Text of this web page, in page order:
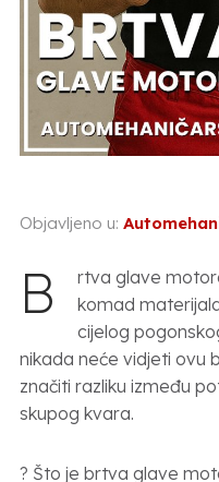
Objavljeno u:
B
rtva glave
komad
cijelog
nikada neće vidjeti ovu
značiti razliku između
skupog kvara.
?️ Što je brtva glave